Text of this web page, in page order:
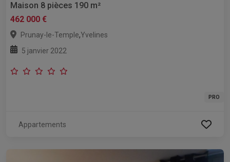
Maison 8 pièces 190 m²
462 000 €
Prunay-le-Temple,Yvelines
5 janvier 2022
PRO
Appartements